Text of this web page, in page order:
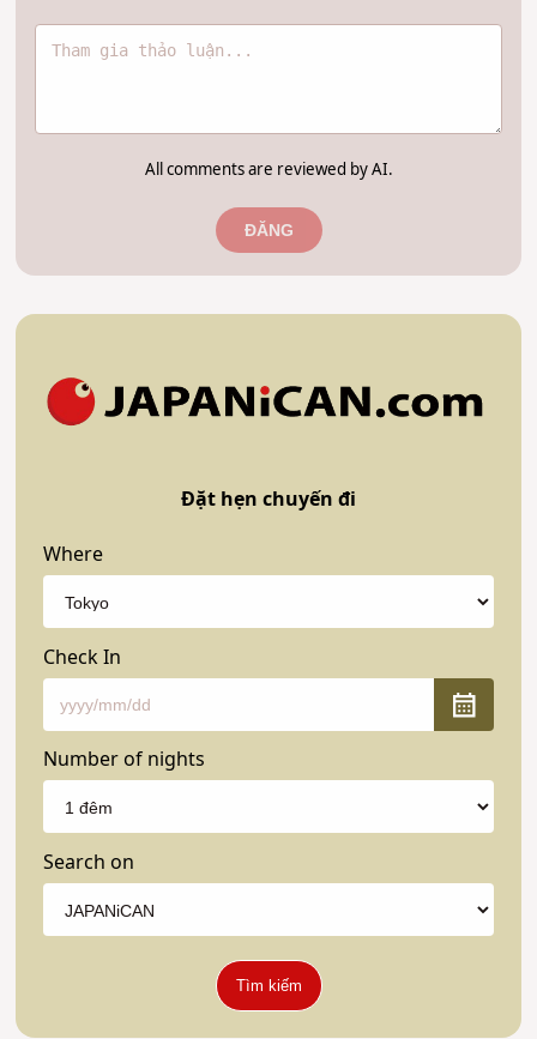
All comments are reviewed by AI.
ĐĂNG
Đặt hẹn chuyến đi
Where
Check In
Number of nights
Search on
Tìm kiếm